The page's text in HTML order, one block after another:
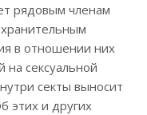
рядовым членам
в отношении них
на сексуальной
секты выносит
этих и других